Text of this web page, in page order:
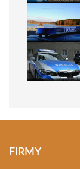
FIRMY